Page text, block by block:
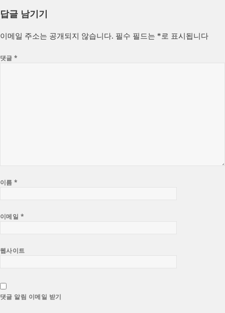
일
이
답글 남기기
이메일 주소는 공개되지 않습니다. 필수 필드는 *로 표시됩니다
댓글*
이름*
이메일 *
웹사이트
댓글 알림 이메일 받기